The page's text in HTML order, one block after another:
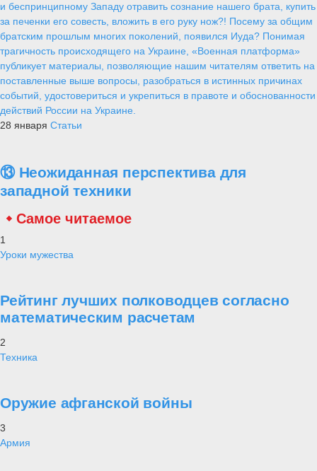
и беспринципному Западу отравить сознание нашего брата, купить
за печенки его совесть, вложить в его руку нож?! Посему за общим
братским прошлым многих поколений, появился Иуда? Понимая
трагичность происходящего на Украине, «Военная платформа»
публикует материалы, позволяющие нашим читателям ответить на
поставленные выше вопросы, разобраться в истинных причинах
событий, удостовериться и укрепиться в правоте и обоснованности
действий России на Украине.
28 января Статьи
⑬ Неожиданная перспектива для
западной техники
Самое читаемое
1
Уроки мужества
Рейтинг лучших полководцев согласно
математическим расчетам
2
Техника
Оружие афганской войны
3
Армия